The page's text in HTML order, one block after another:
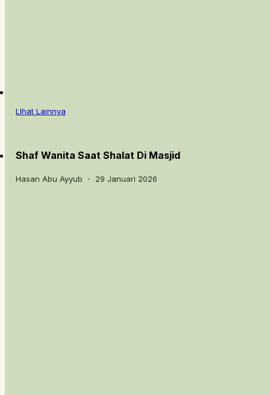
LIhat Lainnya
Shaf Wanita Saat Shalat Di Masjid
Hasan Abu Ayyub ・ 29 Januari 2026